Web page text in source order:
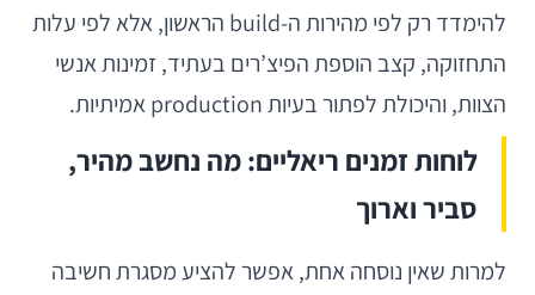
להימדד רק לפי מהירות ה-build הראשון, אלא לפי עלות
התחזוקה, קצב הוספת הפיצ’רים בעתיד, זמינות אנשי
הצוות, והיכולת לפתור בעיות production אמיתיות.
לוחות זמנים ריאליים: מה נחשב מהיר,
סביר וארוך
למרות שאין נוסחה אחת, אפשר להציע מסגרת חשיבה